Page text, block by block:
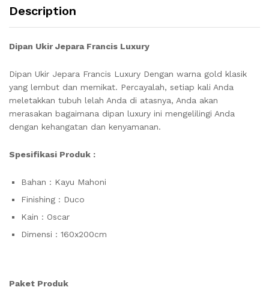
Description
Dipan Ukir Jepara Francis Luxury
Dipan Ukir Jepara Francis Luxury Dengan warna gold klasik
yang lembut dan memikat. Percayalah, setiap kali Anda
meletakkan tubuh lelah Anda di atasnya, Anda akan
merasakan bagaimana dipan luxury ini mengelilingi Anda
dengan kehangatan dan kenyamanan.
Spesifikasi Produk :
Bahan : Kayu Mahoni
Finishing : Duco
Kain : Oscar
Dimensi : 160x200cm
Paket Produk